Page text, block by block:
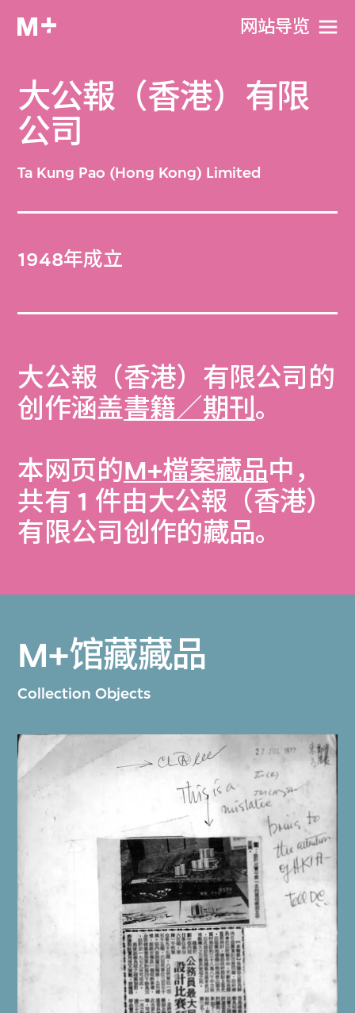
网站导览
大公報（香港）有限
公司
Ta Kung Pao (Hong Kong) Limited
1948年成立
大公報（香港）有限公司的
创作涵盖書籍／期刊。
本网页的M+檔案藏品中，
共有 1 件由大公報（香港）
有限公司创作的藏品。
M+馆藏藏品
Collection Objects